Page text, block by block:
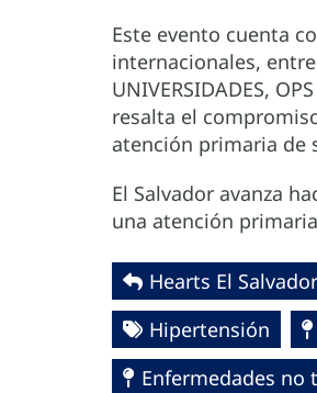
Este evento cuenta
internacionales,
UNIVERSIDADES,
resalta el
atención primaria de
El Salvador avanza
una atención
Hearts El Salvador
Hipertensión
Enfermedades no